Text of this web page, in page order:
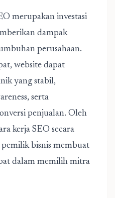
merupakan investasi
dampak
perusahaan.
website dapat
yang stabil,
serta
penjualan. Oleh
kerja SEO secara
bisnis membuat
dalam memilih mitra